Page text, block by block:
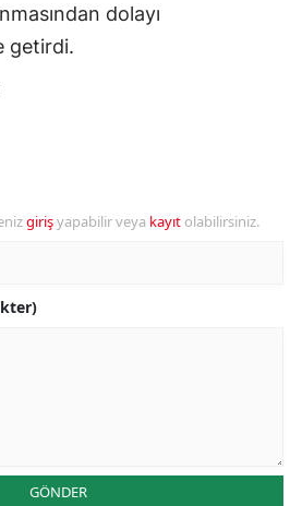
dolayı
getirdi.
girişyapabilir veya kayıt olabilirsiniz.
GÖNDER